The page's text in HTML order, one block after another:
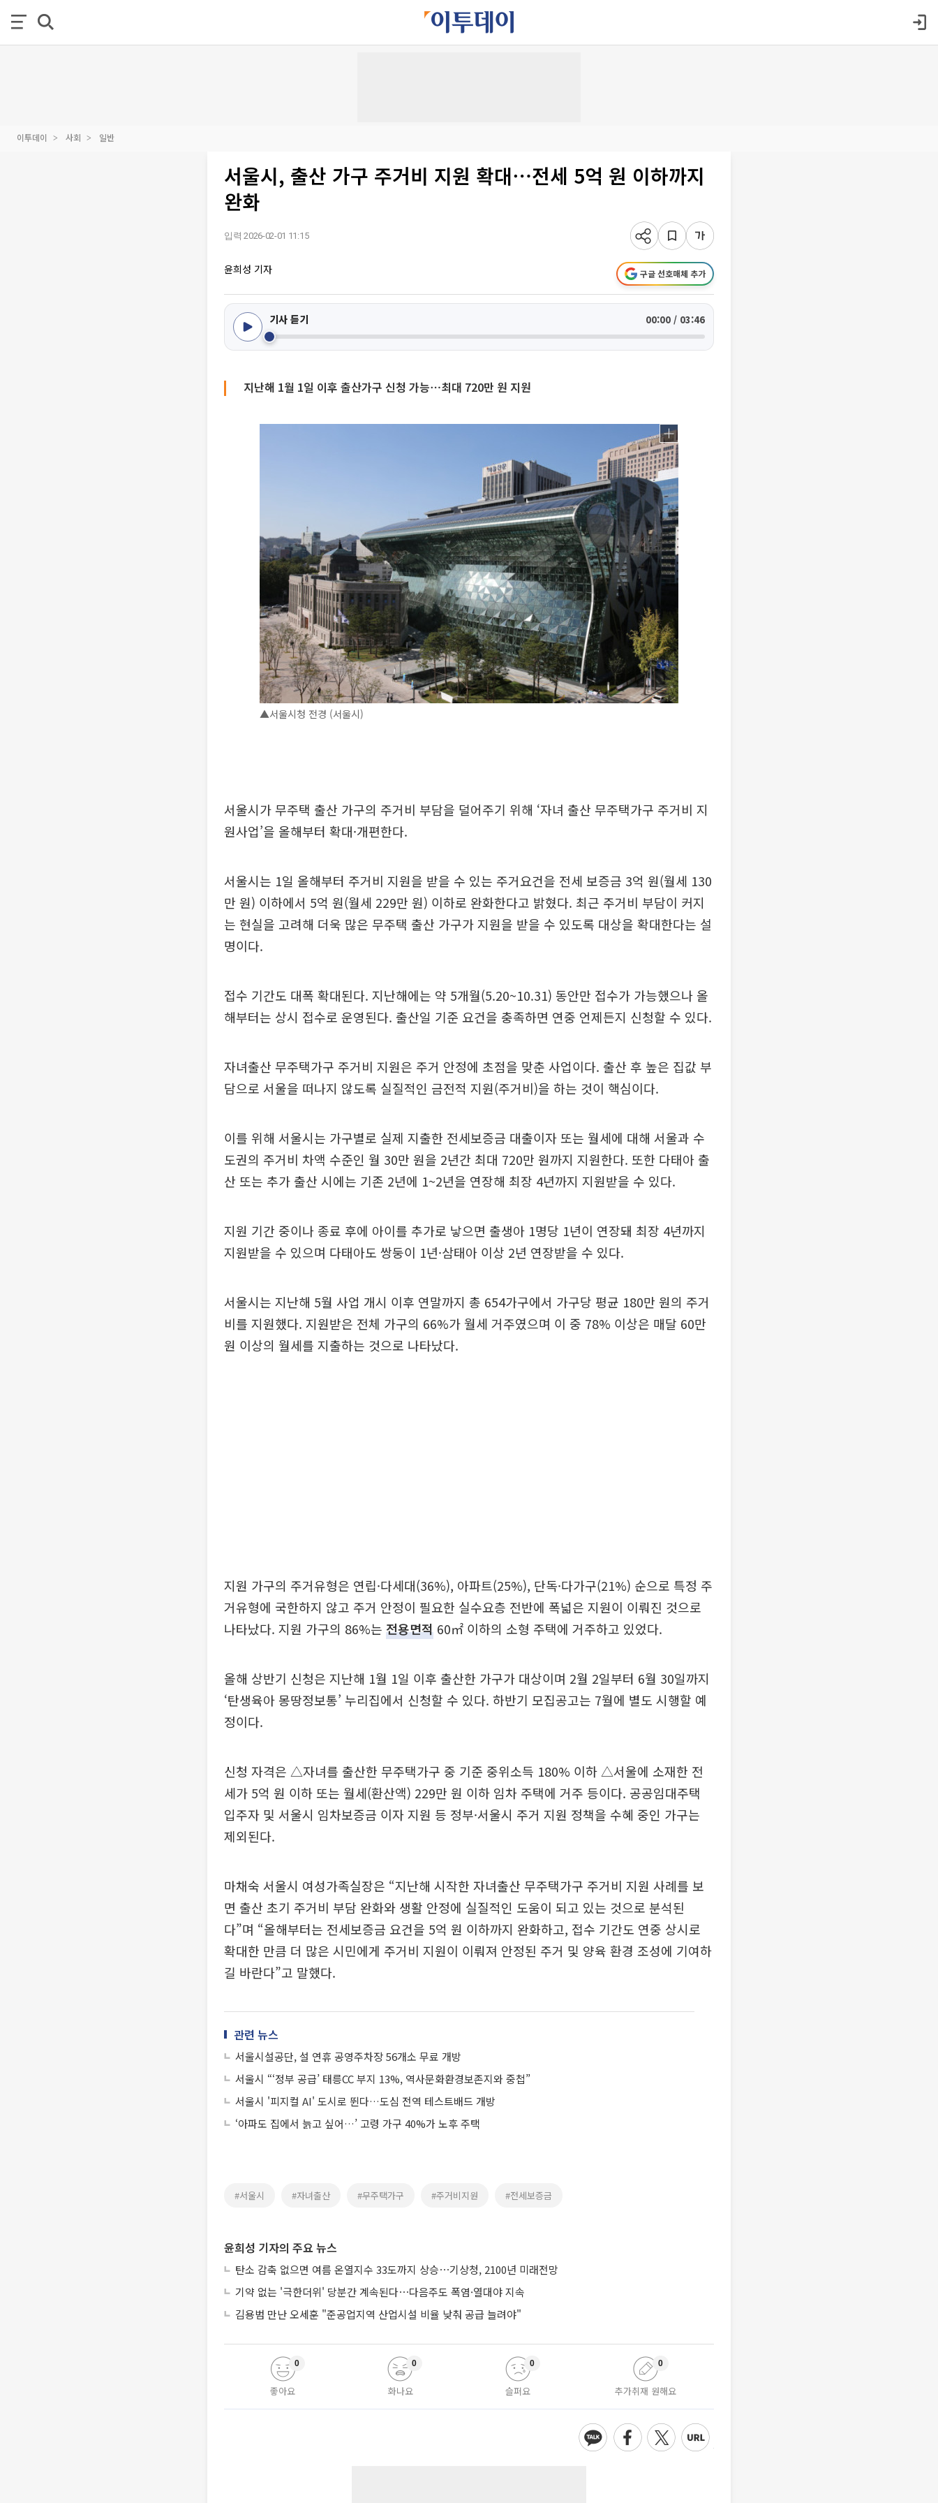
이투데이 사회 일반
서울시, 출산 가구 주거비 지원 확대⋯전세 5억 원 이하까지
완화
입력 2026-02-01 11:15
윤희성 기자 구글 선호매체 추가
기사 듣기 00:00 / 03:46
지난해 1월 1일 이후 출산가구 신청 가능⋯최대 720만 원 지원
▲서울시청 전경 (서울시)
서울시가 무주택 출산 가구의 주거비 부담을 덜어주기 위해 ‘자녀 출산 무주택가구 주거비 지
원사업’을 올해부터 확대·개편한다.
서울시는 1일 올해부터 주거비 지원을 받을 수 있는 주거요건을 전세 보증금 3억 원(월세 130
만 원) 이하에서 5억 원(월세 229만 원) 이하로 완화한다고 밝혔다. 최근 주거비 부담이 커지
는 현실을 고려해 더욱 많은 무주택 출산 가구가 지원을 받을 수 있도록 대상을 확대한다는 설
명이다.
접수 기간도 대폭 확대된다. 지난해에는 약 5개월(5.20~10.31) 동안만 접수가 가능했으나 올
해부터는 상시 접수로 운영된다. 출산일 기준 요건을 충족하면 연중 언제든지 신청할 수 있다.
자녀출산 무주택가구 주거비 지원은 주거 안정에 초점을 맞춘 사업이다. 출산 후 높은 집값 부
담으로 서울을 떠나지 않도록 실질적인 금전적 지원(주거비)을 하는 것이 핵심이다.
이를 위해 서울시는 가구별로 실제 지출한 전세보증금 대출이자 또는 월세에 대해 서울과 수
도권의 주거비 차액 수준인 월 30만 원을 2년간 최대 720만 원까지 지원한다. 또한 다태아 출
산 또는 추가 출산 시에는 기존 2년에 1~2년을 연장해 최장 4년까지 지원받을 수 있다.
지원 기간 중이나 종료 후에 아이를 추가로 낳으면 출생아 1명당 1년이 연장돼 최장 4년까지
지원받을 수 있으며 다태아도 쌍둥이 1년·삼태아 이상 2년 연장받을 수 있다.
서울시는 지난해 5월 사업 개시 이후 연말까지 총 654가구에서 가구당 평균 180만 원의 주거
비를 지원했다. 지원받은 전체 가구의 66%가 월세 거주였으며 이 중 78% 이상은 매달 60만
원 이상의 월세를 지출하는 것으로 나타났다.
지원 가구의 주거유형은 연립·다세대(36%), 아파트(25%), 단독·다가구(21%) 순으로 특정 주
거유형에 국한하지 않고 주거 안정이 필요한 실수요층 전반에 폭넓은 지원이 이뤄진 것으로
나타났다. 지원 가구의 86%는 전용면적 60㎡ 이하의 소형 주택에 거주하고 있었다.
올해 상반기 신청은 지난해 1월 1일 이후 출산한 가구가 대상이며 2월 2일부터 6월 30일까지
‘탄생육아 몽땅정보통’ 누리집에서 신청할 수 있다. 하반기 모집공고는 7월에 별도 시행할 예
정이다.
신청 자격은 △자녀를 출산한 무주택가구 중 기준 중위소득 180% 이하 △서울에 소재한 전
세가 5억 원 이하 또는 월세(환산액) 229만 원 이하 임차 주택에 거주 등이다. 공공임대주택
입주자 및 서울시 임차보증금 이자 지원 등 정부·서울시 주거 지원 정책을 수혜 중인 가구는
제외된다.
마채숙 서울시 여성가족실장은 “지난해 시작한 자녀출산 무주택가구 주거비 지원 사례를 보
면 출산 초기 주거비 부담 완화와 생활 안정에 실질적인 도움이 되고 있는 것으로 분석된
다”며 “올해부터는 전세보증금 요건을 5억 원 이하까지 완화하고, 접수 기간도 연중 상시로
확대한 만큼 더 많은 시민에게 주거비 지원이 이뤄져 안정된 주거 및 양육 환경 조성에 기여하
길 바란다”고 말했다.
관련 뉴스
서울시설공단, 설 연휴 공영주차장 56개소 무료 개방
서울시 “‘정부 공급’ 태릉CC 부지 13%, 역사문화환경보존지와 중첩”
서울시 '피지컬 AI' 도시로 뛴다…도심 전역 테스트배드 개방
‘아파도 집에서 늙고 싶어…’ 고령 가구 40%가 노후 주택
#서울시 #자녀출산 #무주택가구 #주거비지원 #전세보증금
윤희성 기자의 주요 뉴스
탄소 감축 없으면 여름 온열지수 33도까지 상승⋯기상청, 2100년 미래전망
기약 없는 '극한더위' 당분간 계속된다⋯다음주도 폭염·열대야 지속
김용범 만난 오세훈 "준공업지역 산업시설 비율 낮춰 공급 늘려야"
좋아요
0
화나요
0
슬퍼요
0
추가취재 원해요
0